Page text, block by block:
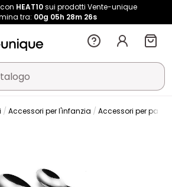
HEAT10sui prodotti Vente-unique
tra: 00g 05h 28m 25s
Accessori per l'infanzia Accessori per pasti